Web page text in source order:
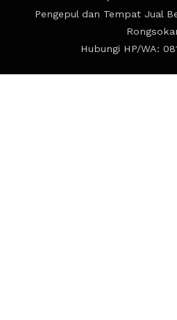
Pengepul dan Tempat Jual
Hubungi HP/WA: